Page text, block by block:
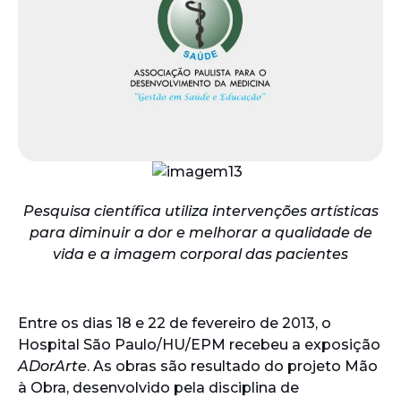
Pesquisa científica utiliza intervenções artísticas
para diminuir a dor e melhorar a qualidade de
vida e a imagem corporal das pacientes
Entre os dias 18 e 22 de fevereiro de 2013, o
Hospital São Paulo/HU/EPM recebeu a exposição
ADorArte. As obras são resultado do projeto Mão
à Obra, desenvolvido pela disciplina de